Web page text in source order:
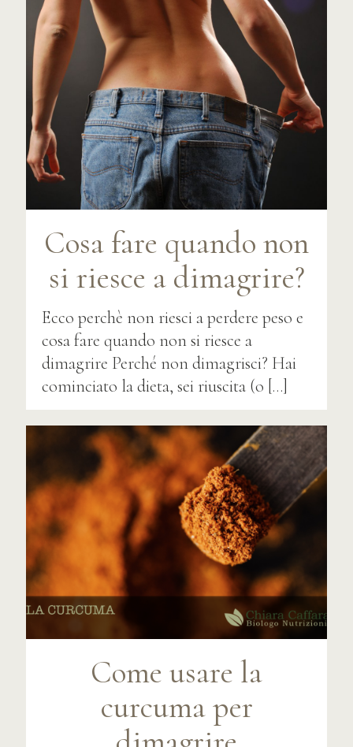
Cosa fare quando non
si riesce a dimagrire?
Ecco perchè non riesci a perdere peso e
cosa fare quando non si riesce a
dimagrire Perché non dimagrisci? Hai
cominciato la dieta, sei riuscita (o […]
Come usare la
curcuma per